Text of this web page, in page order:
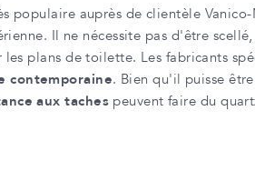
populaire auprès de clientèle
Il ne nécessite pas d'être
plans de toilette. Les fabricants
contemporaine. Bien qu'il puisse
aux tachespeuvent faire du